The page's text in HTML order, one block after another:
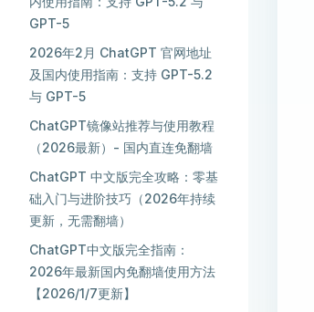
GPT-5
2026年2月 ChatGPT 官网地址
及国内使用指南：支持 GPT-5.2
与 GPT-5
ChatGPT镜像站推荐与使用教程
（2026最新）- 国内直连免翻墙
ChatGPT 中文版完全攻略：零基
础入门与进阶技巧（2026年持续
更新，无需翻墙）
ChatGPT中文版完全指南：
2026年最新国内免翻墙使用方法
【2026/1/7更新】